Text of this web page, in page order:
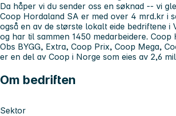
Da håper vi du sender oss en søknad -- vi
Coop Hordaland SA er med over 4 mrd.kr i
også en av de største lokalt eide bedriftene i
og har til sammen 1450 medarbeidere.
Obs BYGG, Extra, Coop Prix, Coop Mega,
er en del av Coop i Norge som eies av 2,6
Om bedriften
Sektor